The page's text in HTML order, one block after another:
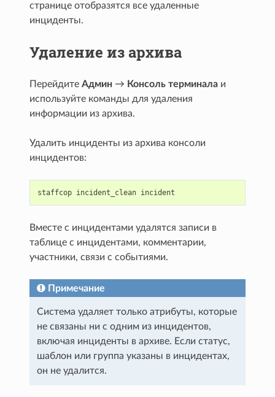
странице отобразятся все удаленные
инциденты.
Удаление из архива
ПерейдитеАдмин → Консоль терминала и
используйте команды для удаления
информации из архива.
Удалить инциденты из архива консоли
инцидентов:
staffcop incident_clean incident
Вместе с инцидентами удалятся записи в
таблице с инцидентами, комментарии,
участники, связи с событиями.
Примечание
Система удаляет только атрибуты, которые
не связаны ни с одним из инцидентов,
включая инциденты в архиве. Если статус,
шаблон или группа указаны в инцидентах,
он не удалится.